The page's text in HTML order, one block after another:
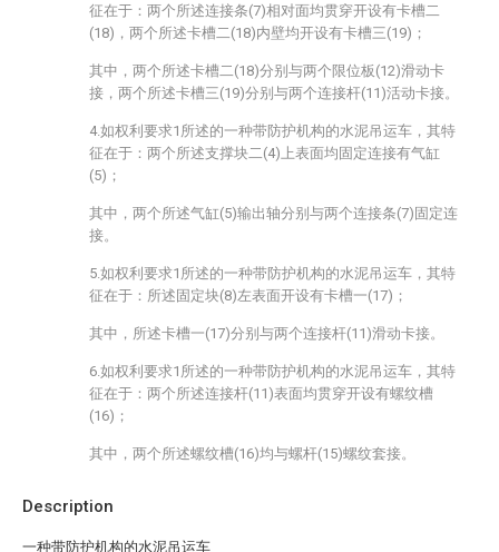
Description
一种带防护机构的水泥吊运车
征在于：两个所述连接条(7)相对面均贯穿开设有卡槽二
(18)，两个所述卡槽二(18)内壁均开设有卡槽三(19)；
其中，两个所述卡槽二(18)分别与两个限位板(12)滑动卡
接，两个所述卡槽三(19)分别与两个连接杆(11)活动卡接。
4.如权利要求1所述的一种带防护机构的水泥吊运车，其特
征在于：两个所述支撑块二(4)上表面均固定连接有气缸
(5)；
其中，两个所述气缸(5)输出轴分别与两个连接条(7)固定连
接。
5.如权利要求1所述的一种带防护机构的水泥吊运车，其特
征在于：所述固定块(8)左表面开设有卡槽一(17)；
其中，所述卡槽一(17)分别与两个连接杆(11)滑动卡接。
6.如权利要求1所述的一种带防护机构的水泥吊运车，其特
征在于：两个所述连接杆(11)表面均贯穿开设有螺纹槽
(16)；
其中，两个所述螺纹槽(16)均与螺杆(15)螺纹套接。